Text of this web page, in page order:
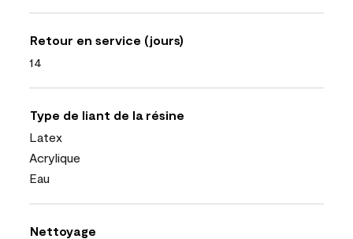
Retour en service (jours)
14
Type de liant de la résine
Latex
Acrylique
Eau
Nettoyage